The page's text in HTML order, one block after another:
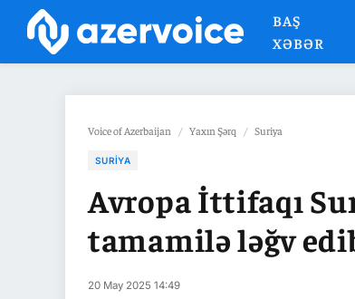
BAŞ
XƏBƏR
Voice of Azerbaijan / Yaxın Şərq / Suriya
SURIYA
Avropa İttifaqı
tamamilə ləğv
20 May 2025 14:49